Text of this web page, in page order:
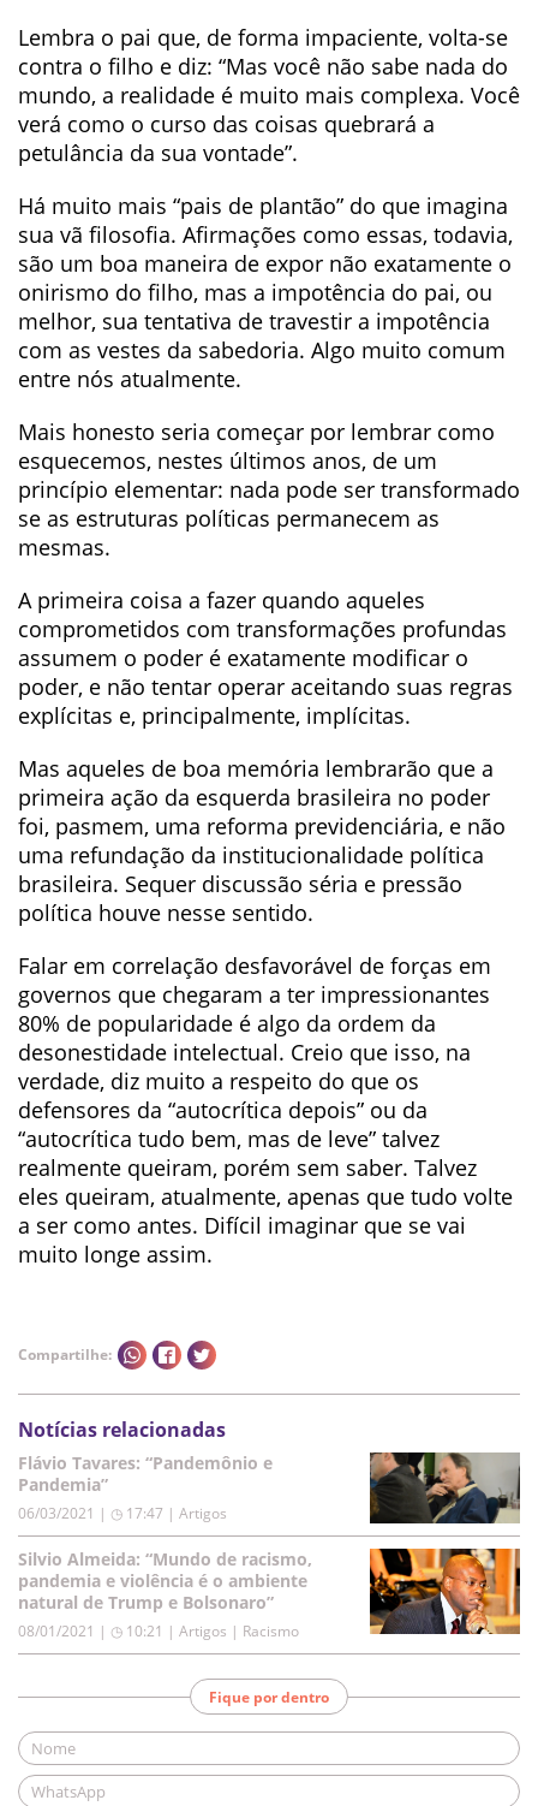
Lembra o pai que, de forma impaciente, volta-se
contra o filho e diz: “Mas você não sabe nada do
mundo, a realidade é muito mais complexa. Você
verá como o curso das coisas quebrará a
petulância da sua vontade”.
Há muito mais “pais de plantão” do que imagina
sua vã filosofia. Afirmações como essas, todavia,
são um boa maneira de expor não exatamente o
onirismo do filho, mas a impotência do pai, ou
melhor, sua tentativa de travestir a impotência
com as vestes da sabedoria. Algo muito comum
entre nós atualmente.
Mais honesto seria começar por lembrar como
esquecemos, nestes últimos anos, de um
princípio elementar: nada pode ser transformado
se as estruturas políticas permanecem as
mesmas.
A primeira coisa a fazer quando aqueles
comprometidos com transformações profundas
assumem o poder é exatamente modificar o
poder, e não tentar operar aceitando suas regras
explícitas e, principalmente, implícitas.
Mas aqueles de boa memória lembrarão que a
primeira ação da esquerda brasileira no poder
foi, pasmem, uma reforma previdenciária, e não
uma refundação da institucionalidade política
brasileira. Sequer discussão séria e pressão
política houve nesse sentido.
Falar em correlação desfavorável de forças em
governos que chegaram a ter impressionantes
80% de popularidade é algo da ordem da
desonestidade intelectual. Creio que isso, na
verdade, diz muito a respeito do que os
defensores da “autocrítica depois” ou da
“autocrítica tudo bem, mas de leve” talvez
realmente queiram, porém sem saber. Talvez
eles queiram, atualmente, apenas que tudo volte
a ser como antes. Difícil imaginar que se vai
muito longe assim.
Compartilhe:
Notícias relacionadas
Flávio Tavares: “Pandemônio e
Pandemia”
06/03/2021 | ◷ 17:47 | Artigos
Silvio Almeida: “Mundo de racismo,
pandemia e violência é o ambiente
natural de Trump e Bolsonaro”
08/01/2021 | ◷ 10:21 | Artigos | Racismo
Fique por dentro